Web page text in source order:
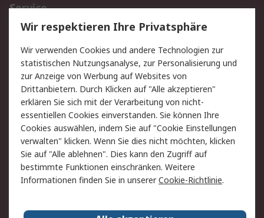
Service
Value Added Services
Lieferlösungen
Rücksendungen
Kontakt
Hilfe
Rechtliches
AGB
Datenschutz
Cookie-Richtlinie
Zahlungsbedingungen
Copyright/Impressum
Über RS
Wir respektieren Ihre Privatsphäre
Wir verwenden Cookies und andere Technologien zur
statistischen Nutzungsanalyse, zur Personalisierung und
zur Anzeige von Werbung auf Websites von
Drittanbietern. Durch Klicken auf "Alle akzeptieren"
erklären Sie sich mit der Verarbeitung von nicht-
essentiellen Cookies einverstanden. Sie können Ihre
Cookies auswählen, indem Sie auf "Cookie Einstellungen
verwalten" klicken. Wenn Sie dies nicht möchten, klicken
Sie auf "Alle ablehnen". Dies kann den Zugriff auf
bestimmte Funktionen einschränken. Weitere
Informationen finden Sie in unsererCookie-Richtlinie.